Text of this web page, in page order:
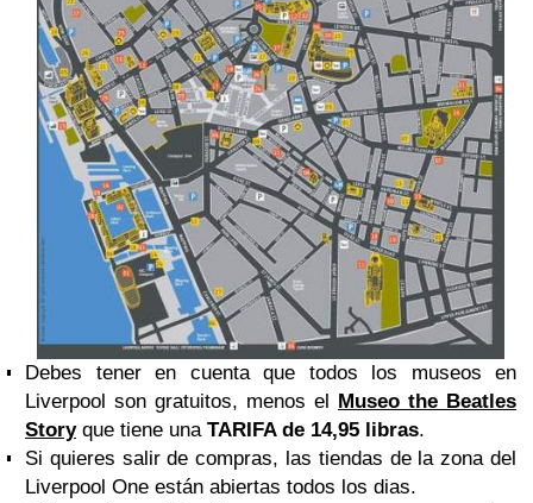
Debes tener en cuenta que todos los museos en
Liverpool son gratuitos, menos el
Museo the Beatles
Storyque tiene una TARIFA de 14,95 libras.
Si quieres salir de compras, las tiendas de la zona del
Liverpool One están abiertas todos los dias.